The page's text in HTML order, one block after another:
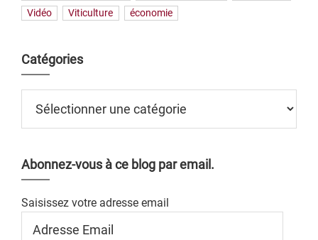
Vidéo
Viticulture économie
Catégories
Abonnez-vous à ce blog par email.
Saisissez votre adresse email
Email